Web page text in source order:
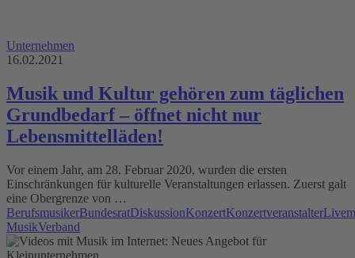
Unternehmen
16.02.2021
Musik und Kultur gehören zum täglichen
Grundbedarf – öffnet nicht nur
Lebensmittelläden!
Vor einem Jahr, am 28. Februar 2020, wurden die ersten
Einschränkungen für kulturelle Veranstaltungen erlassen. Zuerst galt
eine Obergrenze von …
BerufsmusikerBundesratDiskussionKonzertKonzertveranstalter
MusikVerband